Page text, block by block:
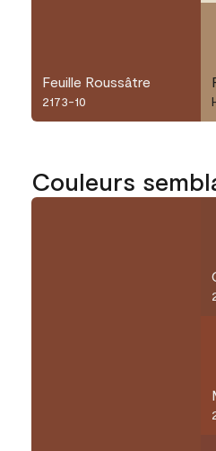
Feuille Roussâtre
2173-10
Couleurs